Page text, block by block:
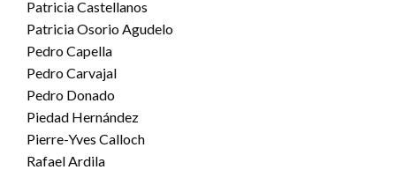
Patricia Castellanos
Patricia Osorio Agudelo
Pedro Capella
Pedro Carvajal
Pedro Donado
Piedad Hernández
Pierre-Yves Calloch
Rafael Ardila